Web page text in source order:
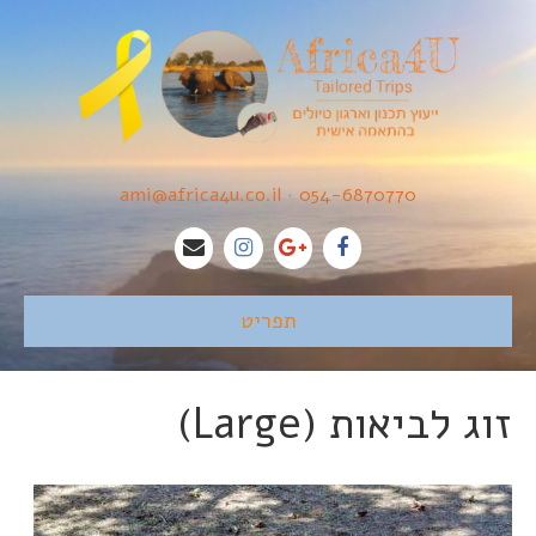
054-6870770
•
ami@africa4u.co.il
תפריט
זוג לביאות (Large)